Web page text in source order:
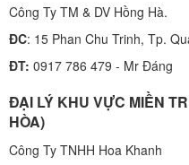
Công Ty TM & DV Hồng Hà.
ĐC: 15 Phan Chu Trinh, Tp.
ĐT: 0917 786 479 - Mr Đáng
ĐẠI LÝ KHU VỰC MIỀN
HÒA)
Công Ty TNHH Hoa Khanh